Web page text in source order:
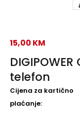
telefon
15,00 KM
Cijena za kartično
plaćanje: